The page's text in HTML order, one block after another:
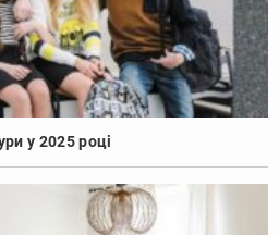
у 2025 році